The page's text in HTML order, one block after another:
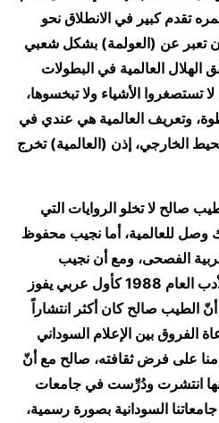
تقدم كبير في الانطلاق نحو
تعبر عن (العولمة) بشكل شعبي
العالمية في البطولات
لا تستصغروا الأشياء ولا تبخسوها،
وتعريف العالمية هي عندي في
الخارجي، إذن (العالمية) تخرج
صالح لا تخلو الروايات التي
وصل للعالمية، أما نجيب محفوظ
الفصحى، ومع أن نجيب
محفوظ نال جائزة نوبل في الأدب العام 1988 كأول عربي يفوز
أنّ الطيب صالح كان أكثر انتشاراً
الفروق بين الإعلام السوداني
منا على فرض ثقافته، صالح مع أنّ
أنها انتشرت ودُرِّست في جامعات
السودانية بصورة رسمية،